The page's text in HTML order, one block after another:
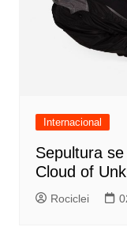
Internacional
Sepultura
Cloud of
Rociclei